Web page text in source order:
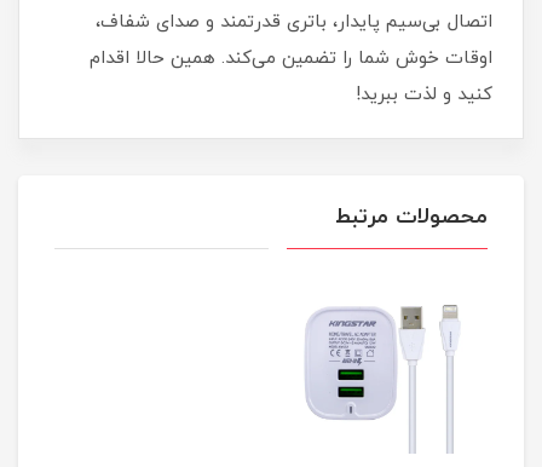
اتصال بی‌سیم پایدار، باتری قدرتمند و صدای شفاف،
اوقات خوش شما را تضمین می‌کند. همین حالا اقدام
کنید و لذت ببرید!
محصولات مرتبط